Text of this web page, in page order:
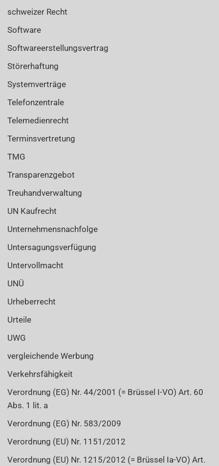
schweizer Recht
Software
Softwareerstellungsvertrag
Störerhaftung
Systemverträge
Telefonzentrale
Telemedienrecht
Terminsvertretung
TMG
Transparenzgebot
Treuhandverwaltung
UN Kaufrecht
Unternehmensnachfolge
Untersagungsverfügung
Untervollmacht
UNÜ
Urheberrecht
Urteile
UWG
vergleichende Werbung
Verkehrsfähigkeit
Verordnung (EG) Nr. 44/2001 (= Brüssel I-VO) Art. 60
Abs. 1 lit. a
Verordnung (EG) Nr. 583/2009
Verordnung (EU) Nr. 1151/2012
Verordnung (EU) Nr. 1215/2012 (= Brüssel Ia-VO) Art.